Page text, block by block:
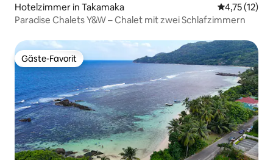
Hotelzimmer in Takamaka
4,75 (12)
Paradise Chalets Y&W – Chalet mit zwei Schlafzimmern
Gäste-Favorit
Gäste-Favorit